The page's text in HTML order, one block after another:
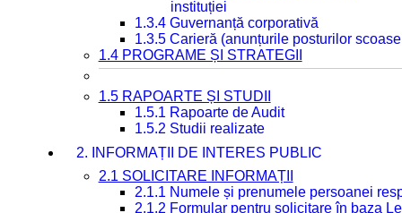
instituției
1.3.4 Guvernanță corporativă
1.3.5 Carieră (anunțurile posturilor
1.4 PROGRAME ȘI STRATEGII
1.5 RAPOARTE ȘI STUDII
1.5.1 Rapoarte de Audit
1.5.2 Studii realizate
2. INFORMAȚII DE INTERES PUBLIC
2.1 SOLICITARE INFORMAȚII
2.1.1 Numele și prenumele persoanei
2.1.2 Formular pentru solicitare în baza